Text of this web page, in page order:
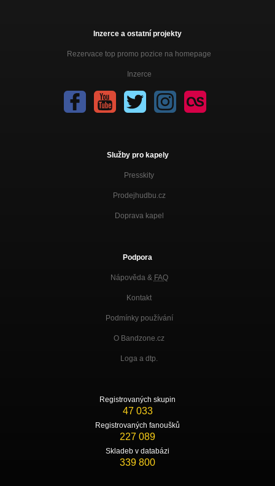
Inzerce a ostatní projekty
Rezervace top promo pozice na homepage
Inzerce
Služby pro kapely
Presskity
Prodejhudbu.cz
Doprava kapel
Podpora
Nápověda & FAQ
Kontakt
Podmínky používání
O Bandzone.cz
Loga a dtp.
Registrovaných skupin
47 033
Registrovaných fanoušků
227 089
Skladeb v databázi
339 800